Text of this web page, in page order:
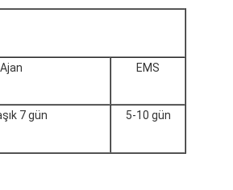
Ajan EMS
7 gün 5-10 gün